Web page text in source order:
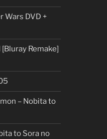
Wars DVD +
Remake]
– Nobita to
to Sora no